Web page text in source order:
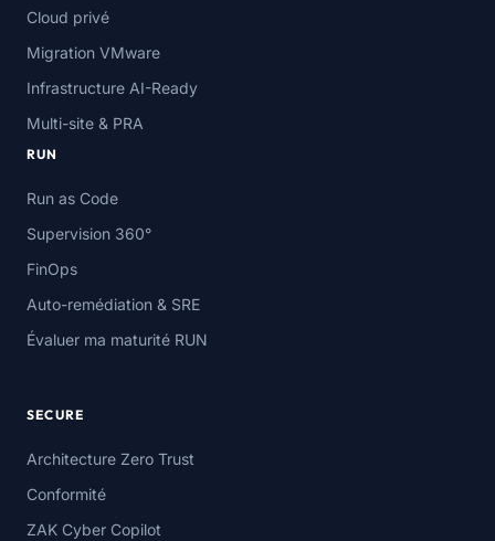
Cloud privé
Migration VMware
Infrastructure AI-Ready
Multi-site & PRA
RUN
Run as Code
Supervision 360°
FinOps
Auto-remédiation & SRE
Évaluer ma maturité RUN
SECURE
Architecture Zero Trust
Conformité
ZAK Cyber Copilot